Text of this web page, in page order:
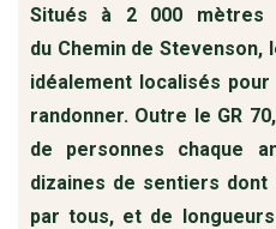
Situés à 2 000 mètres
du Chemin de Stevenson,
idéalement localisés
randonner. Outre le GR
de personnes chaque
dizaines de sentiers
par tous, et de